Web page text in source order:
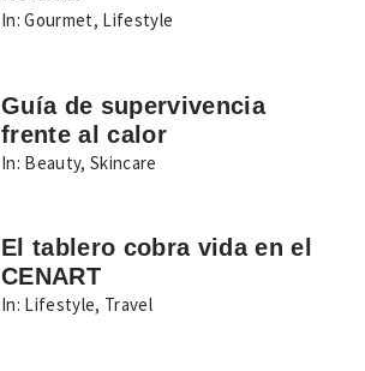
In: Gourmet, Lifestyle
Guía de supervivencia
frente al calor
In: Beauty,Skincare
El tablero cobra vida en el
CENART
In: Lifestyle, Travel